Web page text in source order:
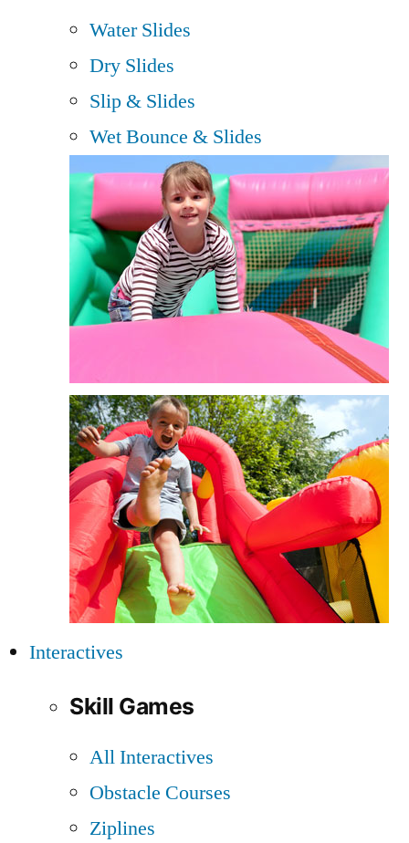
Water Slides
Dry Slides
Slip & Slides
Wet Bounce & Slides
Interactives
Skill Games
All Interactives
Obstacle Courses
Ziplines